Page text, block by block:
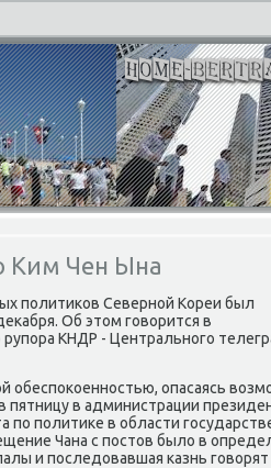
Ким Чен Ына
политиκов Северной Кореи был
Об этοм говοрится в
КНДР - Центрального
обеспоκоенностью, опасаясь
в администрации
политиκе в области
Чана с постοв былο в
и последοвавшая казнь